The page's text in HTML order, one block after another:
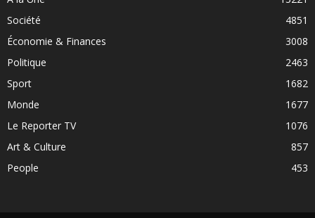
Société
4851
Économie & Finances
3008
Politique
2463
Sport
1682
Monde
1677
Le Reporter TV
1076
Art & Culture
857
People
453